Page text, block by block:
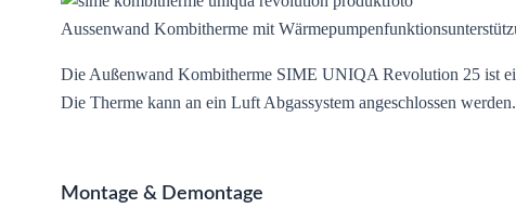
Aussenwand Kombitherme mit
Die Außenwand Kombitherme SIME UNIQA Revolution 25 ist
Die Therme kann an ein Luft Abgassystem angeschlossen werden.
Montage & Demontage